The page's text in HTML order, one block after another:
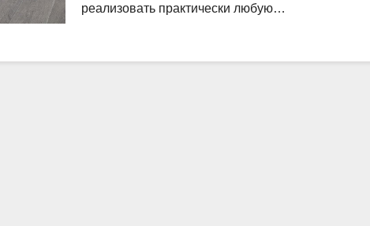
реализовать практически любую…